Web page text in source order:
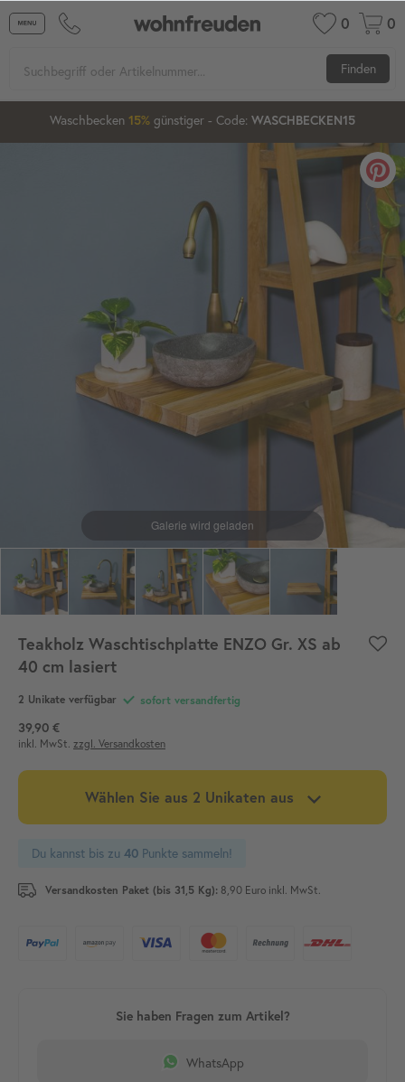
0 0
Finden
1 03 05 33
Waschbecken 15% günstiger - Code: WASCHBECKEN15
20%
Teakholz Waschtischplatte ENZO Gr. XS ab
40 cm lasiert
2 Unikate verfügbar sofort versandfertig
39,90 €
inkl. MwSt. zzgl. Versandkosten
Wählen Sie aus 2 Unikaten aus
Du kannst bis zu 40 Punkte sammeln!
Versandkosten Paket (bis 31,5 Kg): 8,90 Euro inkl. MwSt.
WhatsApp